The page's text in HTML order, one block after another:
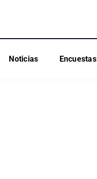
Noticias Encuestas